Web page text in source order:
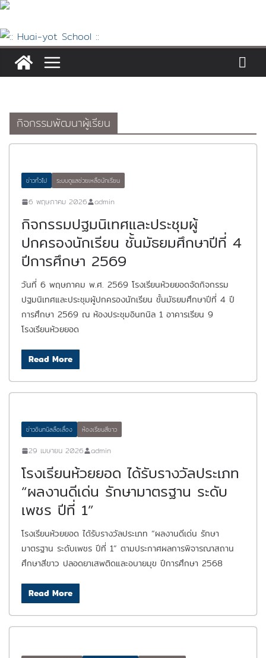
Skip
content
กิจกรรมพัฒนาผู้เรียน
ข่าวทั่วไป ระบบดูแลช่วยเหลือนักเรียน
6 พฤษภาคม 2026 admin
กิจกรรมปฐมนิเทศและประชุมผู้
ปกครองนักเรียน ชั้นมัธยมศึกษาปีที่ 4
ปีการศึกษา 2569
วันที่ 6 พฤษภาคม พ.ศ. 2569 โรงเรียนห้วยยอดจัดกิจกรรม
ปฐมนิเทศและประชุมผู้ปกครองนักเรียน ชั้นมัธยมศึกษาปีที่ 4 ปี
การศึกษา 2569 ณ ห้องประชุมอินทนิล 1 อาคารเรียน 9
โรงเรียนห้วยยอด
Read More
ข่าวอินทนิลลือเลื่อง ห้องเรียนสีขาว
29 เมษายน 2026 admin
โรงเรียนห้วยยอด ได้รับรางวัลประเภท
“ผลงานดีเด่น รักษามาตรฐาน ระดับ
เพชร ปีที่ 1”
โรงเรียนห้วยยอด ได้รับรางวัลประเภท “ผลงานดีเด่น รักษา
มาตรฐาน ระดับเพชร ปีที่ 1” ตามประกาศผลการพิจารณาสถาน
ศึกษาสีขาว ปลอดยาเสพติดและอบายมุข ปีการศึกษา 2568
Read More